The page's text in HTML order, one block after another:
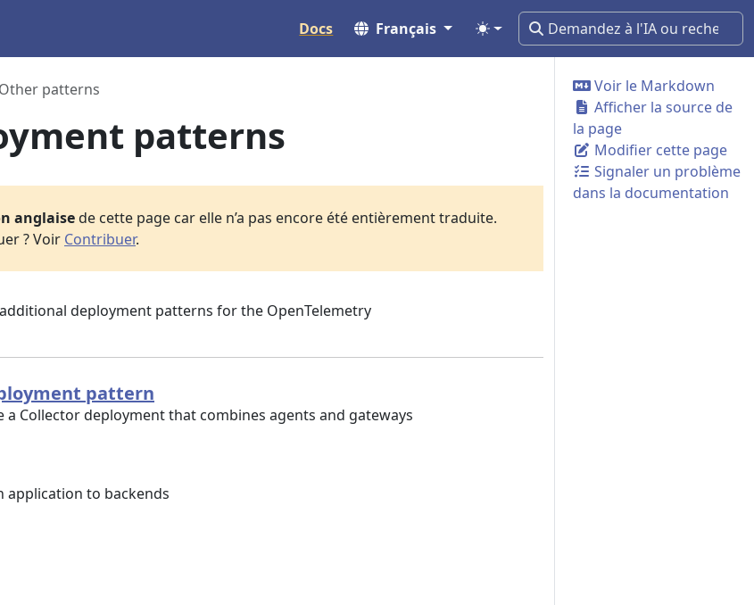
Docs Français
Voir le Markdown
Afficher la source de
la page
Modifier cette page
Signaler un problème
dans la documentation
Other patterns
patterns
anglaisede cette page car elle n’a pas encore été entièrement traduite.
? Voir Contribuer.
deployment patterns for the OpenTelemetry
pattern
a Collector deployment that combines agents and gateways
application to backends